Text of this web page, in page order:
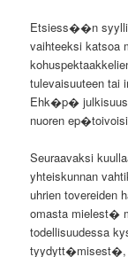
Etsiess��n
vaihteeksi
tulevaisuuteen tai
Ehk�p�
nuoren
Seuraavaksi
yhteiskunnan
uhrien tovereiden
omasta mielest�
todellisuudessa
tyydytt�misest�,